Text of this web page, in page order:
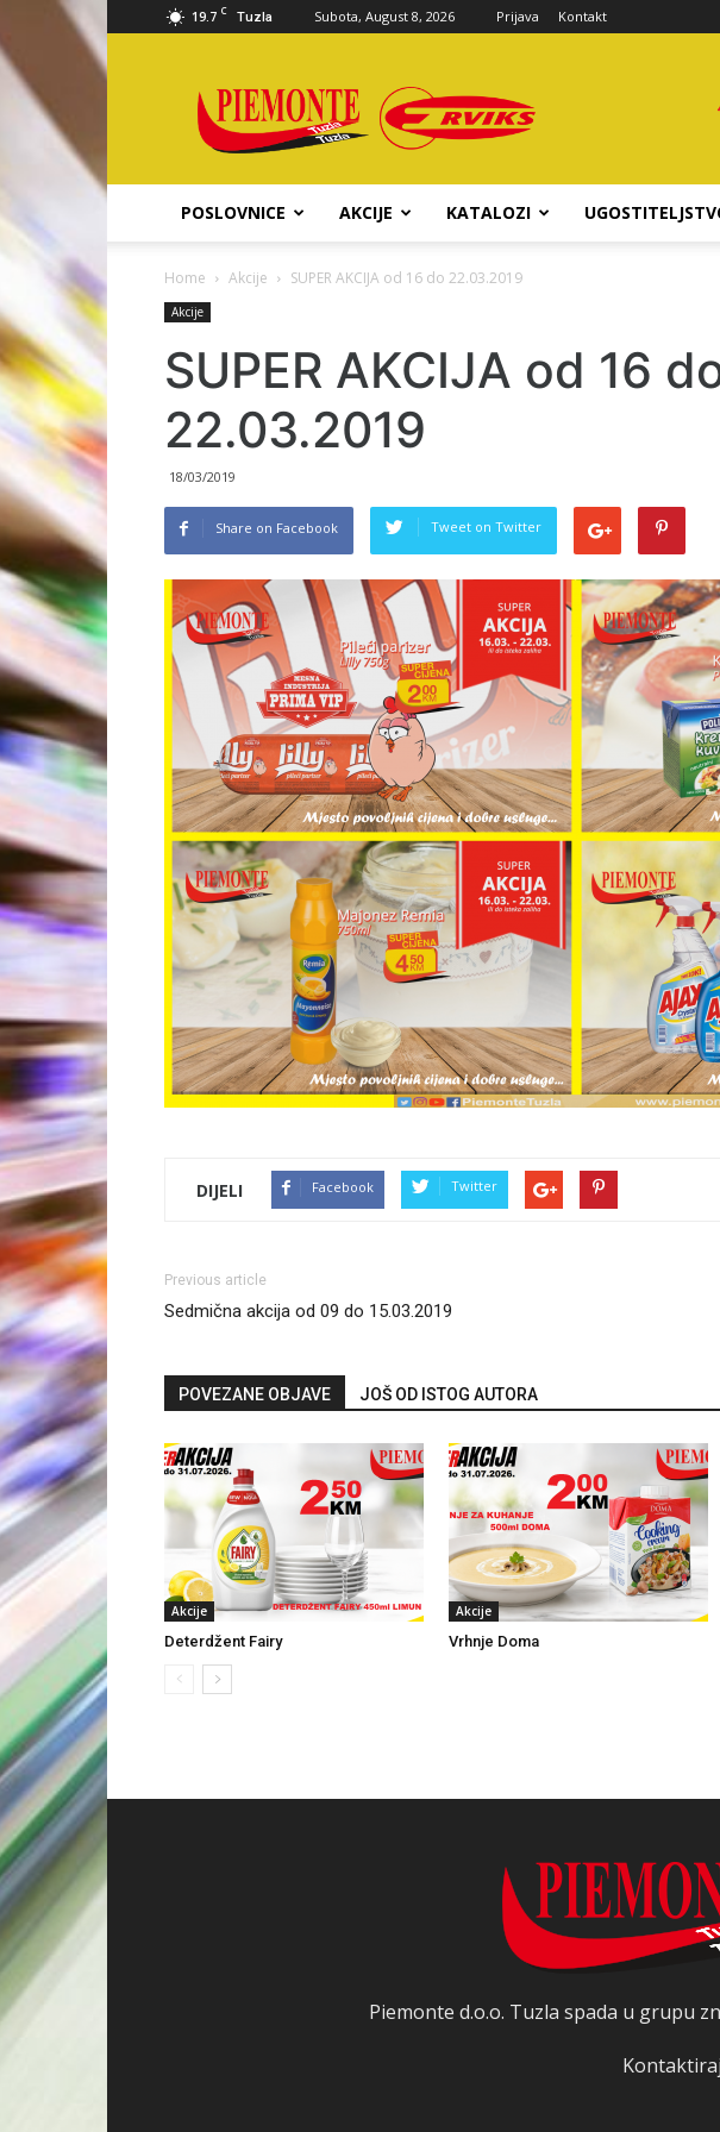
19.7 C Tuzla Subota, August 8, 2026 Prijava Kontakt
d.o.o.
POSLOVNICE AKCIJE KATALOZI
Home Akcije SUPER AKCIJA od 16 do 22.03.2019
Akcije
SUPER AKCIJA od 16
22.03.2019
18/03/2019
Share on Facebook Tweet on Twitter
DIJELI Facebook Twitter
Previous article
Sedmična akcija od 09 do 15.03.2019
POVEZANE OBJAVE JOŠ OD ISTOG AUTORA
Akcije
Deterdžent Fairy
Akcije
Vrhnje Doma
Piemonte d.o.o. Tuzla spada u grupu